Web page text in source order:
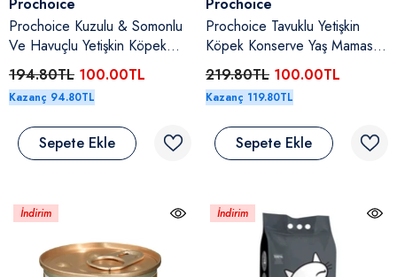
Prochoice Kuzulu & Somonlu
Ve Havuçlu Yetişkin Köpek
Konserve Yaş Maması 400 Gr
194.80TL 100.00TL
Kazanç 94.80TL
Sepete Ekle
Prochoice Tavuklu Yetişkin
Köpek Konserve Yaş Maması
400 Gr
219.80TL 100.00TL
Kazanç 119.80TL
Sepete Ekle
İndirim İndirim